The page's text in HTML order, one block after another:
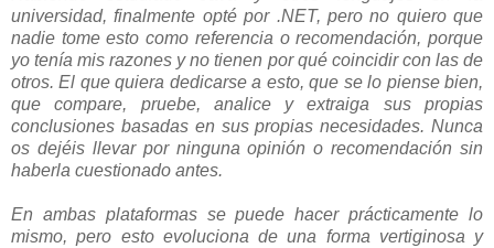
universidad, finalmente opté por .NET, pero no quiero que
nadie tome esto como referencia o recomendación, porque
yo tenía mis razones y no tienen por qué coincidir con las de
otros. El que quiera dedicarse a esto, que se lo piense bien,
que compare, pruebe, analice y extraiga sus propias
conclusiones basadas en sus propias necesidades. Nunca
os dejéis llevar por ninguna opinión o recomendación sin
haberla cuestionado antes.
En ambas plataformas se puede hacer prácticamente lo
mismo, pero esto evoluciona de una forma vertiginosa y